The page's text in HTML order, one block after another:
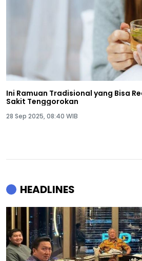
Ini Ramuan Tradisional yang Bisa
Sakit Tenggorokan
28 Sep 2025, 08:40 WIB
HEADLINES